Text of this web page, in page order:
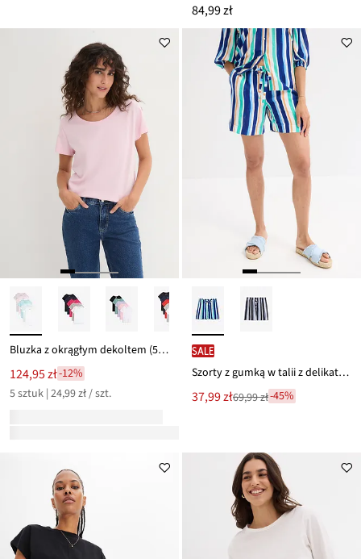
84,99 zł
Bluzka z okrągłym dekoltem (5 szt.)
124,95 zł-12%
5 sztuk | 24,99 zł / szt.
SALE
Szorty z gumką w talii z delikatnej wiskozy
Nowa
cena
37,99 zł
Przeceniono
69,99 zł-45%